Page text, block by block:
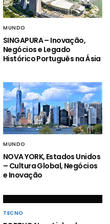
MUNDO
SINGAPURA – Inovação,
Negócios e Legado
Histórico Português na Ásia
MUNDO
NOVA YORK, Estados Unidos
– Cultura Global, Negócios
e Inovação
TECNO